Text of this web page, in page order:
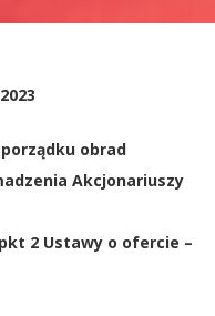
obrad
Akcjonariuszy
2 Ustawy o ofercie –